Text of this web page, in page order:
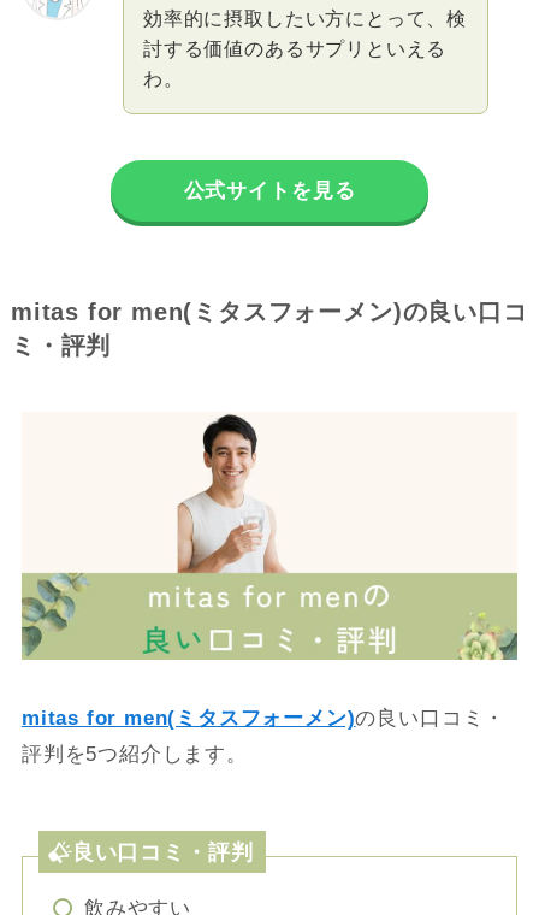
効率的に摂取したい方にとって、検
討する価値のあるサプリといえる
わ。
公式サイトを見る
mitas for men(ミタスフォーメン)の良い口コ
ミ・評判
mitas for men(ミタスフォーメン)の良い口コミ・
評判を5つ紹介します。
良い口コミ・評判
飲みやすい